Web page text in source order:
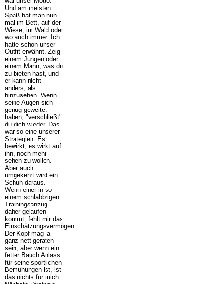
Und am meisten
Spaß hat man nun
mal im Bett, auf der
Wiese, im Wald oder
wo auch immer. Ich
hatte schon unser
Outfit erwähnt. Zeig
einem Jungen oder
einem Mann, was du
zu bieten hast, und
er kann nicht
anders, als
hinzusehen. Wenn
seine Augen sich
genug geweitet
haben, "verschließt"
du dich wieder. Das
war so eine unserer
Strategien. Es
bewirkt, es wirkt auf
ihn, noch mehr
sehen zu wollen.
Aber auch
umgekehrt wird ein
Schuh daraus.
Wenn einer in so
einem schlabbrigen
Trainingsanzug
daher gelaufen
kommt, fehlt mir das
Einschätzungsvermögen.
Der Kopf mag ja
ganz nett geraten
sein, aber wenn ein
fetter Bauch Anlass
für seine sportlichen
Bemühungen ist, ist
das nichts für mich.